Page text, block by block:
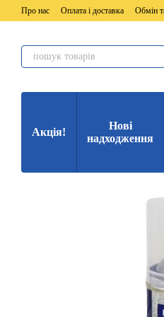
Перейти до основного контенту
Про нас Оплата і доставка Обмін
Акція!
Нові
надходження